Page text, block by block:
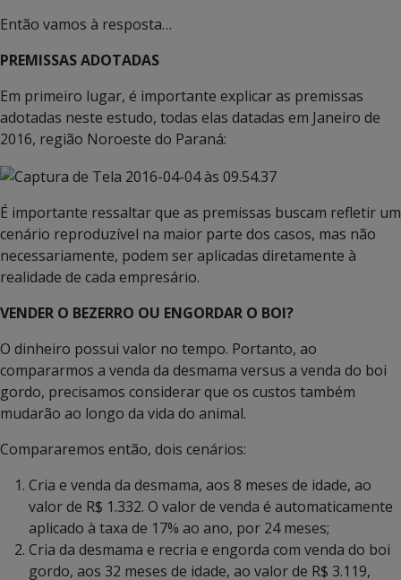
Então vamos à resposta…
PREMISSAS ADOTADAS
Em primeiro lugar, é importante explicar as premissas
adotadas neste estudo, todas elas datadas em Janeiro de
2016, região Noroeste do Paraná:
É importante ressaltar que as premissas buscam refletir um
cenário reproduzível na maior parte dos casos, mas não
necessariamente, podem ser aplicadas diretamente à
realidade de cada empresário.
VENDER O BEZERRO OU ENGORDAR O BOI?
O dinheiro possui valor no tempo. Portanto, ao
compararmos a venda da desmama versus a venda do boi
gordo, precisamos considerar que os custos também
mudarão ao longo da vida do animal.
Compararemos então, dois cenários:
Cria e venda da desmama, aos 8 meses de idade, ao
valor de R$ 1.332. O valor de venda é automaticamente
aplicado à taxa de 17% ao ano, por 24 meses;
Cria da desmama e recria e engorda com venda do boi
gordo, aos 32 meses de idade, ao valor de R$ 3.119,